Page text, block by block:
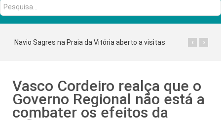
Pesquisa...
Navio Sagres na Praia da Vitória aberto a visitas ›
‹
Vasco Cordeiro realça que o
Governo Regional não está a
combater os efeitos da